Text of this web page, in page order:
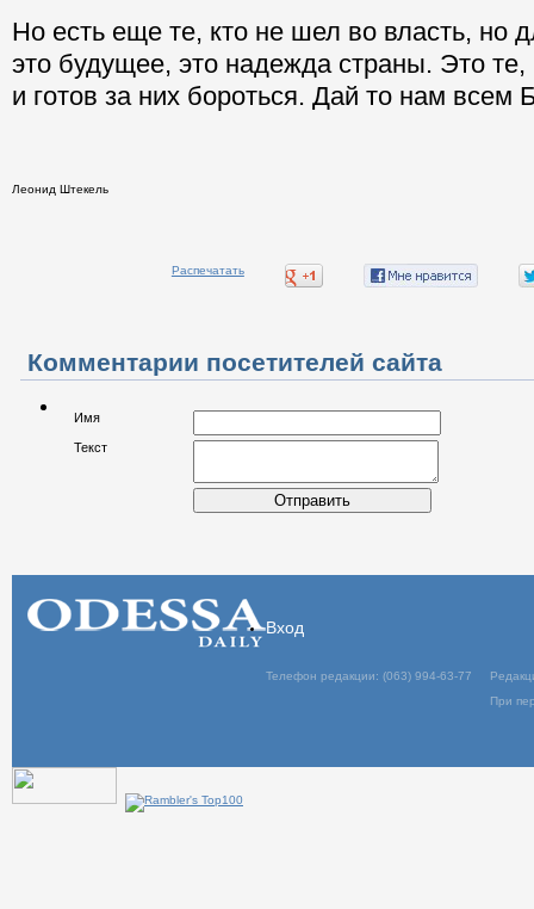
Но есть еще те, кто не шел во власть, но
это будущее, это надежда страны. Это
и готов за них бороться. Дай то нам всем
Леонид Штекель
Распечатать
Комментарии посетителей сайта
Имя
Текст
Отправить
Вход
Телефон редакции: (063) 994-63-77
При